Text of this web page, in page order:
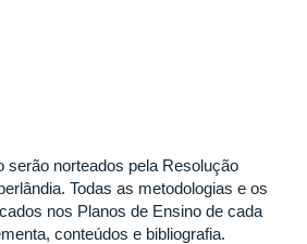
norteados pela Resolução
Todas as metodologias e os
nos Planos de Ensino de cada
conteúdos e bibliografia.